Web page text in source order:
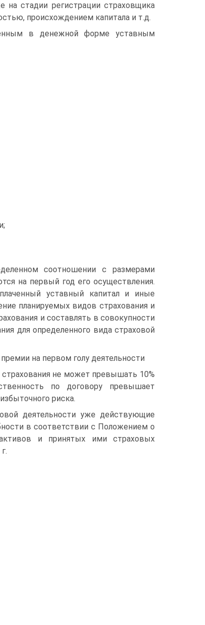
стадии регистрации страховщика
происхождением капитала и т.д.
в денежной форме уставным
соотношении с размерами
на первый год его осуществления.
уставный капитал и иные
планируемых видов страхования и
и составлять в совокупности
для определенного вида страховой
на первом голу деятельности
не может превышать 10%
по договору превышает
риска.
деятельности уже действующие
в соответствии с Положением о
и принятых ими страховых